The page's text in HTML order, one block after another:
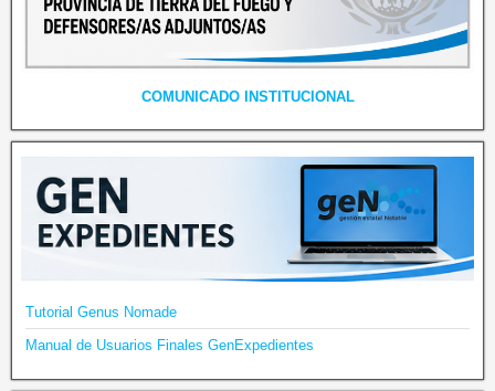
COMUNICADO INSTITUCIONAL
Tutorial Genus Nomade
Manual de Usuarios Finales GenExpedientes